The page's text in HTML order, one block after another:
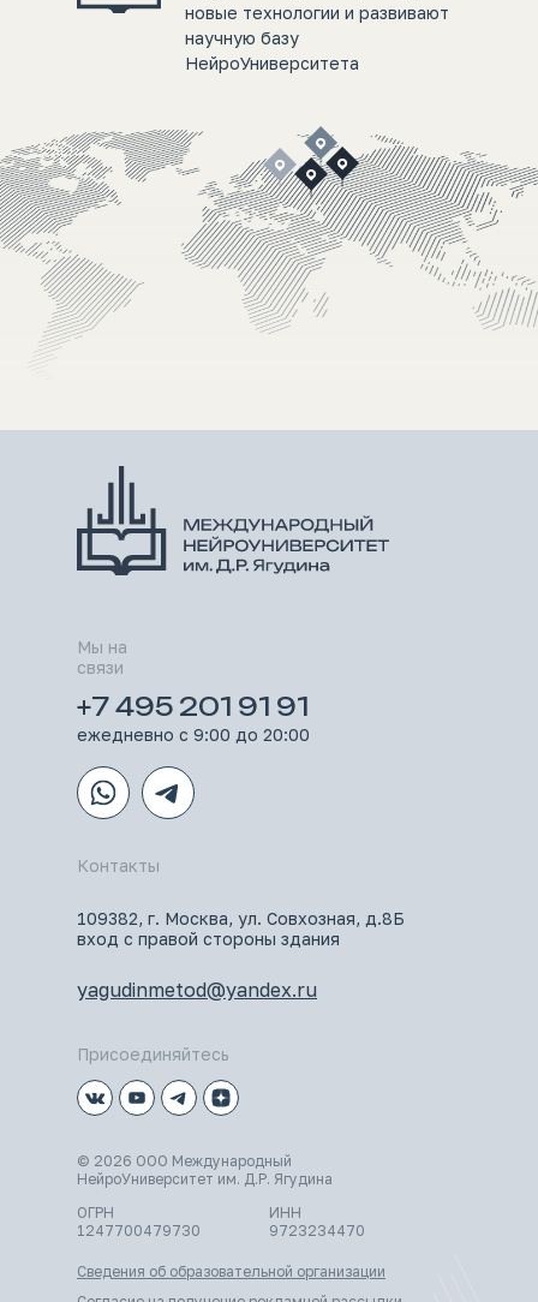
новые технологии и развивают
научную базу
НейроУниверситета
Сведения об образовательной организации
© 2026 ООО Международный
НейроУниверситет им. Д.Р. Ягудина
ОГРН
1247700479730
ИНН
9723234470
Контакты
109382, г. Москва, ул. Совхозная, д.8Б
вход с правой стороны здания
yagudinmetod@yandex.ru
Мы на
связи
ежедневно с 9:00 до 20:00
+7 495 201 91 91
Присоединяйтесь